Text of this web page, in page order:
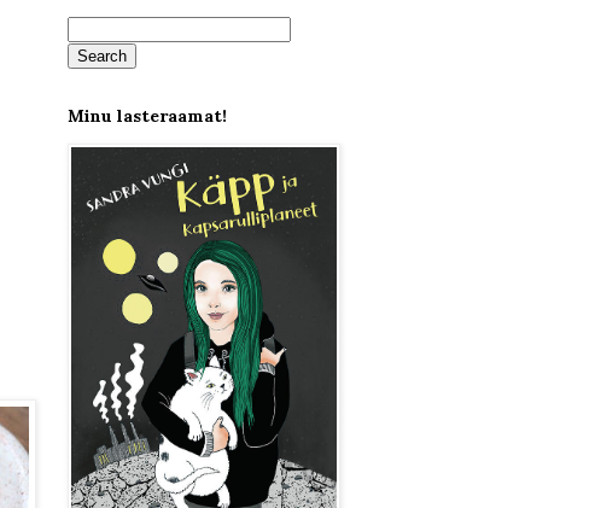
Minu lasteraamat!